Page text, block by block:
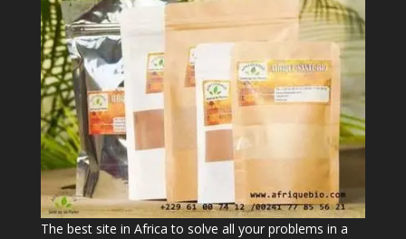
The best site in Africa to solve all your problems in a